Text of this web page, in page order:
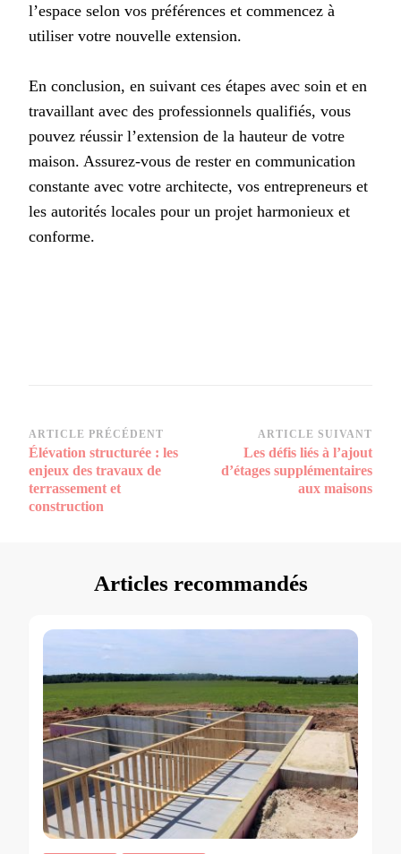
l’espace selon vos préférences et commencez à
utiliser votre nouvelle extension.
En conclusion, en suivant ces étapes avec soin et en
travaillant avec des professionnels qualifiés, vous
pouvez réussir l’extension de la hauteur de votre
maison. Assurez-vous de rester en communication
constante avec votre architecte, vos entrepreneurs et
les autorités locales pour un projet harmonieux et
conforme.
Navigation
d’article
ARTICLE PRÉCÉDENT
Élévation structurée : les
enjeux des travaux de
terrassement et
construction
ARTICLE SUIVANT
Les défis liés à l’ajout
d’étages supplémentaires
aux maisons
Articles recommandés